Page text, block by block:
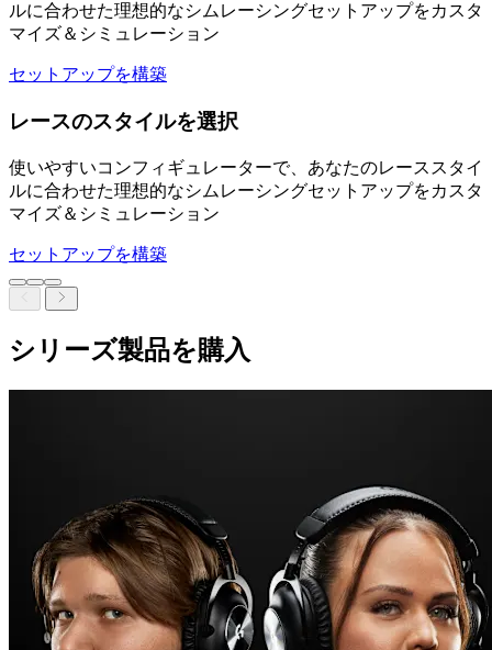
ルに合わせた理想的なシムレーシングセットアップをカスタ
マイズ＆シミュレーション
セットアップを構築
レースのスタイルを選択
使いやすいコンフィギュレーターで、あなたのレーススタイ
ルに合わせた理想的なシムレーシングセットアップをカスタ
マイズ＆シミュレーション
セットアップを構築
シリーズ製品を購入